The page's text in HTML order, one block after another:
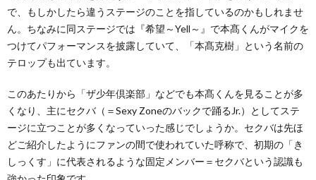
で、もしかしたら違うステージのことを指しているのかもしれませ
ん。ちなみに同ステージでは『希望～Yell～』で本髙くんがマイクを
つけてパフォーマンスを披露していて、「本髙克樹」という名前の
テロップも出ています。
このあたりから「ザ少年倶楽部」などでも本髙くんを見ることが多
くなり、主にセクバ（＝Sexy Zoneのバックで踊るJr.）としてステ
ージに立つことが多くなっていった感じでしょうか。セクバは先ほ
どご紹介したようにファンの間で使われていた呼称で、初期の「き
しっくす」に代表されるような固定メンバー＝セクバという認識も